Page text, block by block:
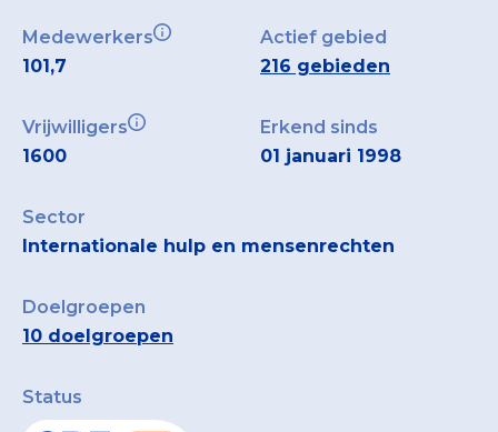
Medewerkers
101,7
Actief gebied
216 gebieden
Vrijwilligers
1600
Erkend sinds
01 januari 1998
Sector
Internationale hulp en mensenrechten
Doelgroepen
10 doelgroepen
Status